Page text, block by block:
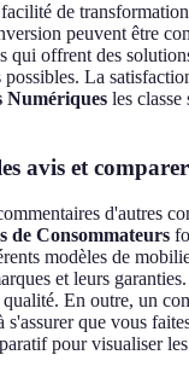
de
peuvent être
qui offrent des
La
Numériques les
avis et
d'autres
de Consommateurs
modèles de
et leurs
En outre, un
s'assurer que vous
pour visualiser